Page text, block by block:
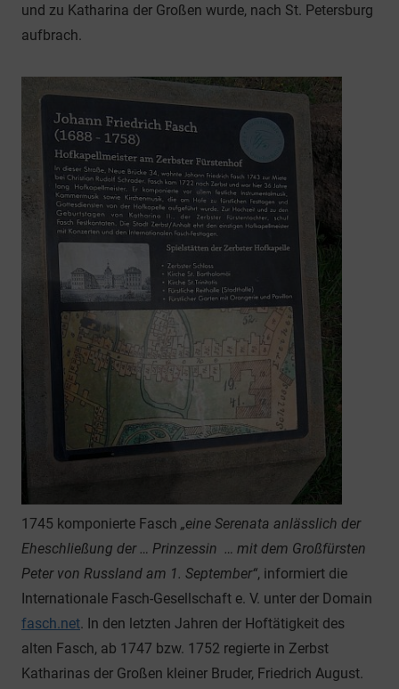
und zu Katharina der Großen wurde, nach St. Petersburg
aufbrach.
1745 komponierte Fasch „eine Serenata anlässlich der
Eheschließung der … Prinzessin … mit dem Großfürsten
Peter von Russland am 1. September“, informiert die
Internationale Fasch-Gesellschaft e. V. unter der Domain
fasch.net. In den letzten Jahren der Hoftätigkeit des
alten Fasch, ab 1747 bzw. 1752 regierte in Zerbst
Katharinas der Großen kleiner Bruder, Friedrich August.